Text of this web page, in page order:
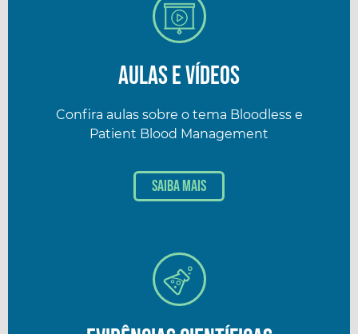
Aulas e Vídeos
Confira aulas sobre o tema Bloodless e
Patient Blood Management
Saiba mais